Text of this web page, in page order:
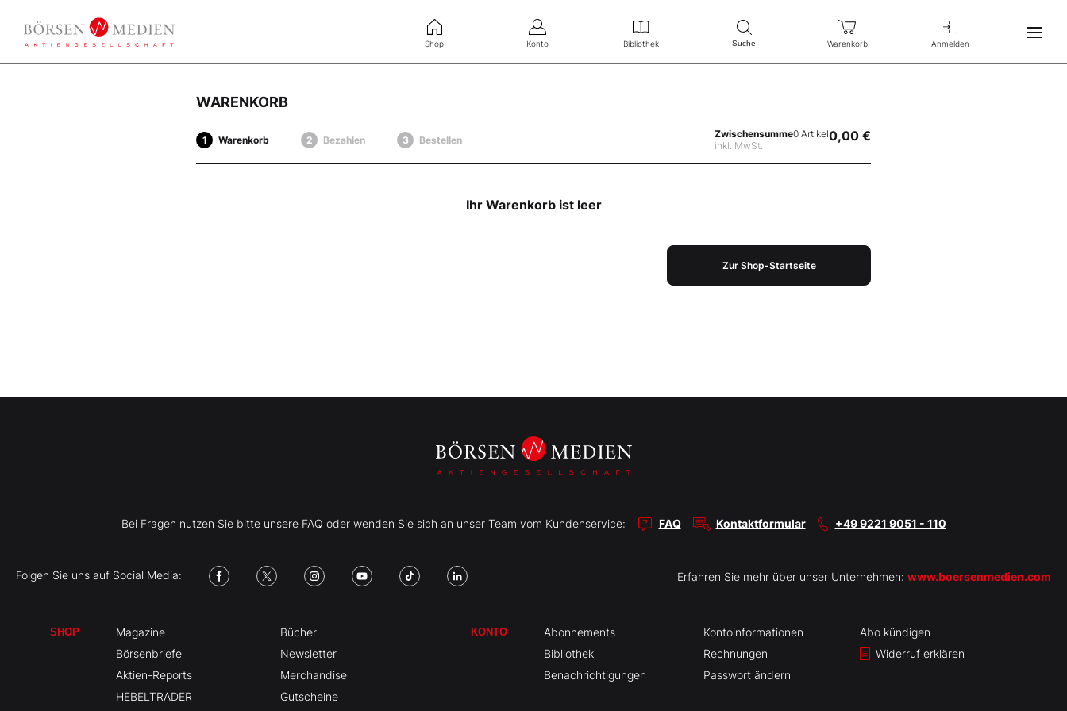
Shop Konto Bibliothek Suche Warenkorb Anmelden
WARENKORB
Warenkorb Bezahlen Bestellen
Zwischensumme
inkl. MwSt.
0 Artikel0,00 €
Ihr Warenkorb ist leer
Zur Shop-Startseite
Bei Fragen nutzen Sie bitte unsere FAQ oder wenden Sie sich an unser Team vom Kundenservice: FAQ Kontaktformular +49 9221 9051 - 110
Folgen Sie uns auf Social Media: Erfahren Sie mehr über unser Unternehmen: www.boersenmedien.com
SHOP
Magazine
Börsenbriefe
Aktien-Reports
HEBELTRADER
Bücher
Newsletter
Merchandise
Gutscheine
KONTO
Abonnements
Bibliothek
Benachrichtigungen
Kontoinformationen
Rechnungen
Passwort ändern
Abo kündigen
Widerruf erklären